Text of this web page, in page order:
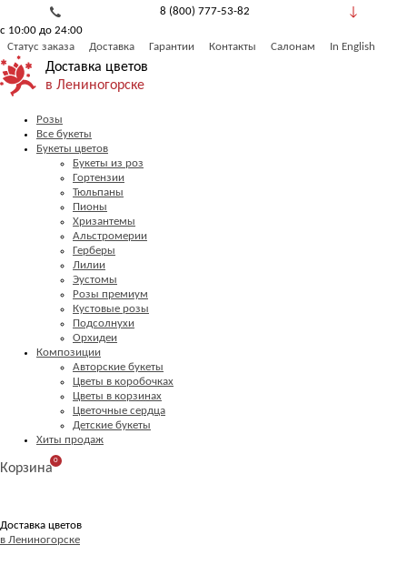
8 (800) 777-53-82
с 10:00 до 24:00
Статус заказа
Доставка Гарантии Контакты Салонам In English
Доставка цветов
в Лениногорске
Розы
Все букеты
Букеты цветов
Букеты из роз
Гортензии
Тюльпаны
Пионы
Хризантемы
Альстромерии
Герберы
Лилии
Эустомы
Розы премиум
Кустовые розы
Подсолнухи
Орхидеи
Композиции
Авторские букеты
Цветы в коробочках
Цветы в корзинах
Цветочные сердца
Детские букеты
Хиты продаж
Корзина
0
Доставка цветов
в Лениногорске